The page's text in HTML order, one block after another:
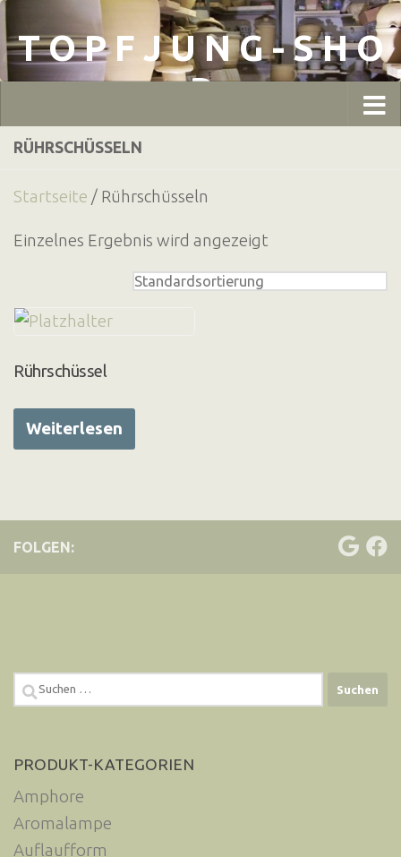
Zum Inhalt springen
T O P F J U N G - S H O
P
RÜHRSCHÜSSELN
Startseite / Rührschüsseln
Einzelnes Ergebnis wird angezeigt
Rührschüssel
Weiterlesen
FOLGEN:
Suchen
nach:
PRODUKT-KATEGORIEN
Amphore
Aromalampe
Auflaufform